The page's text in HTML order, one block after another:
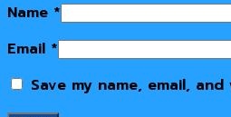
Name *
Email *
Save my name, email,